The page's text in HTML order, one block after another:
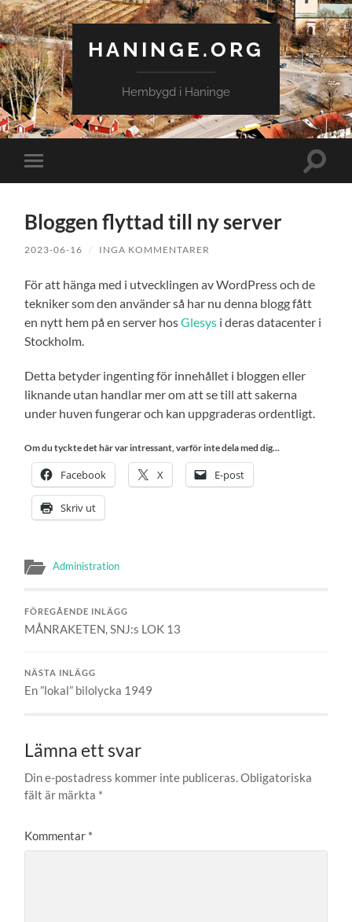
HANINGE.ORG
Hembygd i Haninge
Slå
på/av
Slå
Bloggen flyttad till ny server
2023-06-16 / INGA KOMMENTARER
För att hänga med i utvecklingen av WordPress och de
tekniker som den använder så har nu denna blogg fått
en nytt hem på en server hosGlesys i deras datacenter i
Stockholm.
Detta betyder ingenting för innehållet i bloggen eller
liknande utan handlar mer om att se till att sakerna
under huven fungerar och kan uppgraderas ordentligt.
Om du tyckte det här var intressant, varför inte dela med dig...
Facebook X E-post
Skriv ut
Administration
FÖREGÅENDE INLÄGG
MÅNRAKETEN, SNJ:s LOK 13
NÄSTA INLÄGG
En ”lokal” bilolycka 1949
Lämna ett svar
Din e-postadress kommer inte publiceras. Obligatoriska
fält är märkta *
Kommentar *